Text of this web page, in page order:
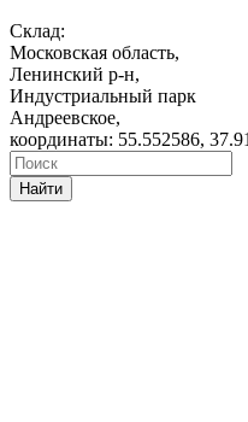
Склад:
Московская область,
Ленинский р-н,
Индустриальный парк
Андреевское,
координаты: 55.552586,
Найти